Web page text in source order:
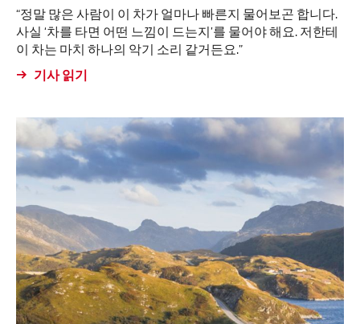
“정말 많은 사람이 이 차가 얼마나 빠른지 물어보곤 합니다.
사실 ‘차를 타면 어떤 느낌이 드는지’를 물어야 해요. 저한테
이 차는 마치 하나의 악기 소리 같거든요.”
기사 읽기